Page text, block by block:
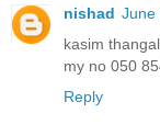
nishad June
kasim
my no 050
Reply